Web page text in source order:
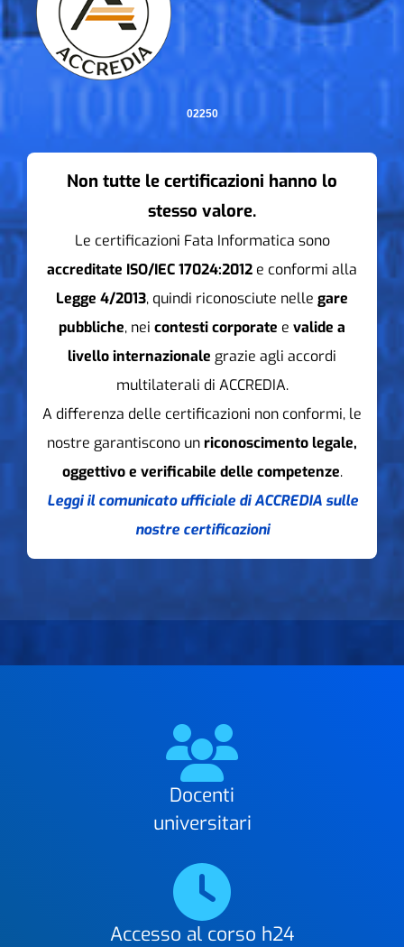
02250
Non tutte le certificazioni hanno lo
stesso valore.
Le certificazioni Fata Informatica sono
accreditate ISO/IEC 17024:2012 e conformi alla
Legge 4/2013, quindi riconosciute nelle gare
pubbliche, nei contesti corporate e valide a
livello internazionale grazie agli accordi
multilaterali di ACCREDIA.
A differenza delle certificazioni non conformi, le
nostre garantiscono unriconoscimento legale,
oggettivo e verificabile delle competenze.
Leggi il comunicato ufficiale di ACCREDIA sulle
nostre certificazioni
Docenti
universitari
Accesso al corso h24